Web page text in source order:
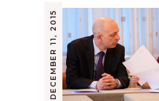
DECEMBER 11, 2015